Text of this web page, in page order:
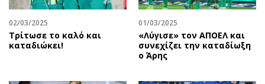
02/03/2025
Τρίτωσε το καλό και
καταδιώκει!
01/03/2025
«Λύγισε» τον ΑΠΟΕΛ και
συνεχίζει την καταδίωξη
ο Άρης